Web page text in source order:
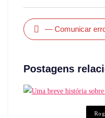
— Comunicar
Postagens